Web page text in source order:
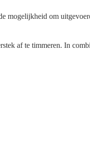
mogelijkheid om
af te timmeren. In